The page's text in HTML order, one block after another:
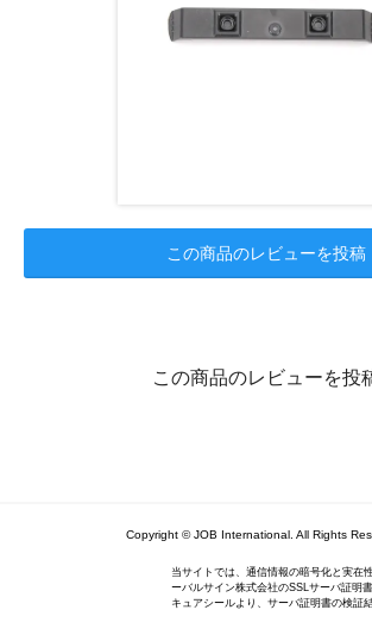
この商品のレビューを投稿
この商品のレビューを投
Copyright © JOB International. All Rights
当サイトでは、通信情報の暗号化と実在
ーバルサイン株式会社のSSLサーバ証明
キュアシールより、サーバ証明書の検証